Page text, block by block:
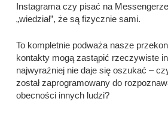
Instagrama czy pisać na
„wiedział”, że są fizycznie sami.
To kompletnie podważa nasze
kontakty mogą zastąpić rzeczywiste
najwyraźniej nie daje się oszukać –
został zaprogramowany do
obecności innych ludzi?